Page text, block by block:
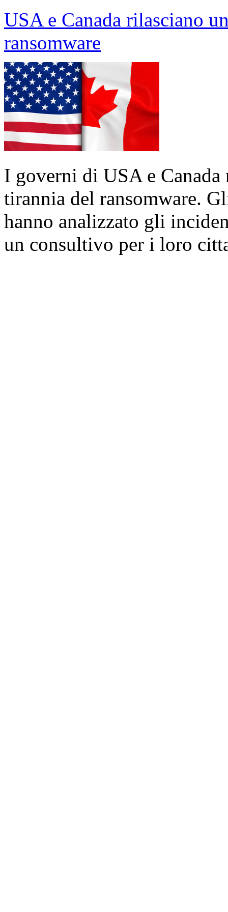
USA e Canada rilasciano
ransomware
I governi di USA e Canada
tirannia del ransomware.
hanno analizzato gli
un consultivo per i loro